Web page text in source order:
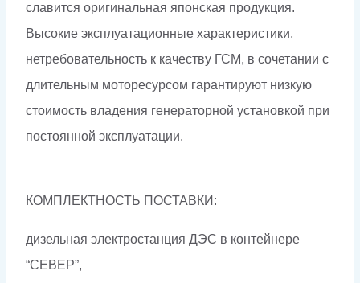
славится оригинальная японская продукция.
Высокие эксплуатационные характеристики,
нетребовательность к качеству ГСМ, в сочетании с
длительным моторесурсом гарантируют низкую
стоимость владения генераторной установкой при
постоянной эксплуатации.
КОМПЛЕКТНОСТЬ ПОСТАВКИ:
дизельная электростанция ДЭС в контейнере
“СЕВЕР”,